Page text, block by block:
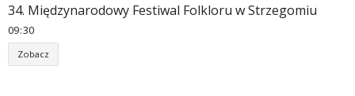
34. Międzynarodowy Festiwal Folkloru w Strzegomiu
09:30
Zobacz